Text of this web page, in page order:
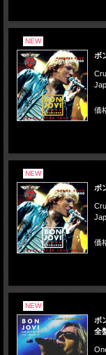
NEW
ボ
価
NEW
ボ
価
NEW
ボ
全